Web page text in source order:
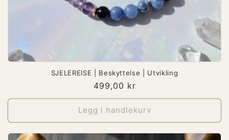
SJELEREISE | Beskyttelse | Utvikling
Vanlig
pris
499,00 kr
Legg i handlekurv